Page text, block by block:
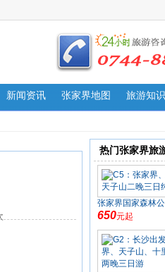
新闻资讯 张家界地图 旅游知识
热门张家界旅
张家界国家森林
650元起